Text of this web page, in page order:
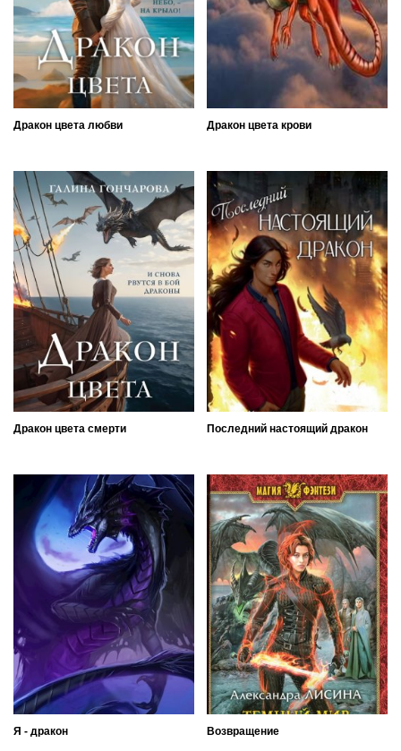
Дракон цвета любви Дракон цвета крови
Дракон цвета смерти Последний настоящий дракон
Я - дракон Возвращение